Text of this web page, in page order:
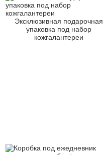
Эксклюзивная подарочная
упаковка под набор
кожгалантереи